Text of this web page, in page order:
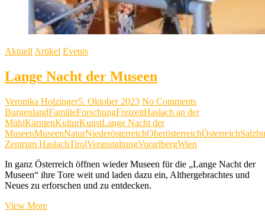
Aktuell Artikel Events
Lange Nacht der Museen
Veronika Holzinger5. Oktober 2023 No Comments
BurgenlandFamilieForschungFreizeitHaslach an der
MühlKärntenKulturKunstLange Nacht der
MuseenMuseenNaturNiederösterreichOberösterreichÖsterreich
Zentrum HaslachTirolVeranstaltungVorarlbergWien
In ganz Österreich öffnen wieder Museen für die „Lange Nacht der
Museen“ ihre Tore weit und laden dazu ein, Althergebrachtes und
Neues zu erforschen und zu entdecken.
View MoreLange